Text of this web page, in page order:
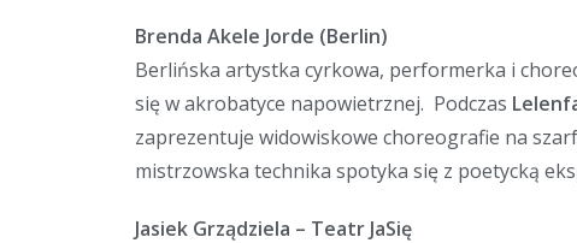
Brenda Akele Jorde (Berlin)
Berlińska artystka cyrkowa, performerka i
się w akrobatyce napowietrznej. Podczas
zaprezentuje widowiskowe choreografie na
mistrzowska technika spotyka się z poetycką
Jasiek Grządziela – Teatr JaSię